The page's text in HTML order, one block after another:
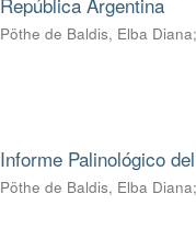
Pöthe de Baldis, Elba Diana;
Informe Palinológico
Pöthe de Baldis, Elba Diana;